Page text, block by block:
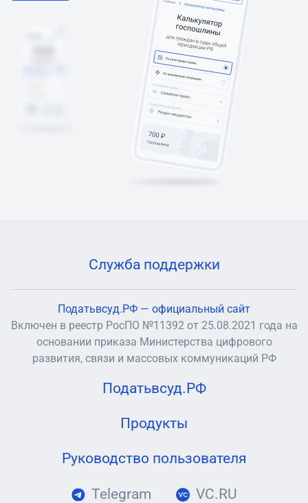
Служба поддержки
Податьвсуд.РФ — официальный сайт
Включен в реестр РосПО №11392 от 25.08.2021 года на
основании приказа Министерства цифрового
развития, связи и массовых коммуникаций РФ
Податьвсуд.РФ
Продукты
Руководство пользователя
Telegram VC.RU